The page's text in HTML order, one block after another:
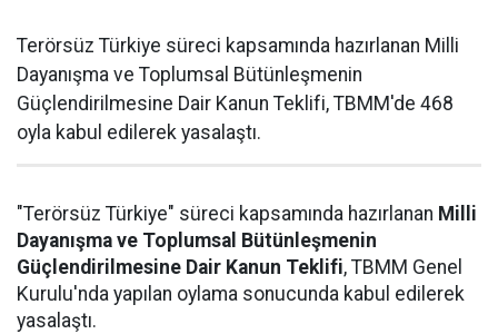
Terörsüz Türkiye süreci kapsamında hazırlanan Milli
Dayanışma ve Toplumsal Bütünleşmenin
Güçlendirilmesine Dair Kanun Teklifi, TBMM'de 468
oyla kabul edilerek yasalaştı.
"Terörsüz Türkiye" süreci kapsamında hazırlanan Milli
Dayanışma ve Toplumsal Bütünleşmenin
Güçlendirilmesine Dair Kanun Teklifi, TBMM Genel
Kurulu'nda yapılan oylama sonucunda kabul edilerek
yasalaştı.